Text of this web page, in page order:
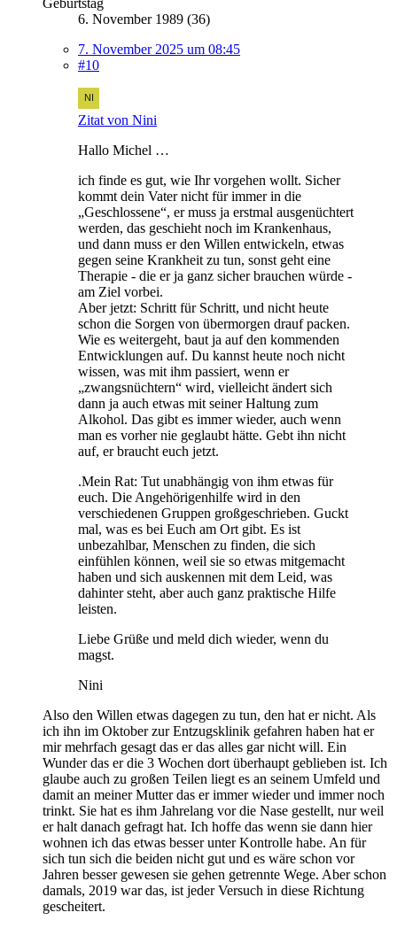
Geburtstag
6. November 1989 (36)
7. November 2025 um 08:45
#10
Zitat von Nini
Hallo Michel …
ich finde es gut, wie Ihr vorgehen wollt. Sicher
kommt dein Vater nicht für immer in die
„Geschlossene“, er muss ja erstmal ausgenüchtert
werden, das geschieht noch im Krankenhaus,
und dann muss er den Willen entwickeln, etwas
gegen seine Krankheit zu tun, sonst geht eine
Therapie - die er ja ganz sicher brauchen würde -
am Ziel vorbei.
Aber jetzt: Schritt für Schritt, und nicht heute
schon die Sorgen von übermorgen drauf packen.
Wie es weitergeht, baut ja auf den kommenden
Entwicklungen auf. Du kannst heute noch nicht
wissen, was mit ihm passiert, wenn er
„zwangsnüchtern“ wird, vielleicht ändert sich
dann ja auch etwas mit seiner Haltung zum
Alkohol. Das gibt es immer wieder, auch wenn
man es vorher nie geglaubt hätte. Gebt ihn nicht
auf, er braucht euch jetzt.
.Mein Rat: Tut unabhängig von ihm etwas für
euch. Die Angehörigenhilfe wird in den
verschiedenen Gruppen großgeschrieben. Guckt
mal, was es bei Euch am Ort gibt. Es ist
unbezahlbar, Menschen zu finden, die sich
einfühlen können, weil sie so etwas mitgemacht
haben und sich auskennen mit dem Leid, was
dahinter steht, aber auch ganz praktische Hilfe
leisten.
Liebe Grüße und meld dich wieder, wenn du
magst.
Nini
Also den Willen etwas dagegen zu tun, den hat er nicht. Als
ich ihn im Oktober zur Entzugsklinik gefahren haben hat er
mir mehrfach gesagt das er das alles gar nicht will. Ein
Wunder das er die 3 Wochen dort überhaupt geblieben ist. Ich
glaube auch zu großen Teilen liegt es an seinem Umfeld und
damit an meiner Mutter das er immer wieder und immer noch
trinkt. Sie hat es ihm Jahrelang vor die Nase gestellt, nur weil
er halt danach gefragt hat. Ich hoffe das wenn sie dann hier
wohnen ich das etwas besser unter Kontrolle habe. An für
sich tun sich die beiden nicht gut und es wäre schon vor
Jahren besser gewesen sie gehen getrennte Wege. Aber schon
damals, 2019 war das, ist jeder Versuch in diese Richtung
gescheitert.